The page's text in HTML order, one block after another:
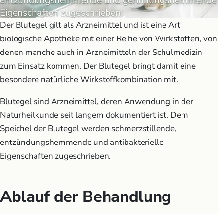
Eigenschaften zugeschrieben.
Der Blutegel gilt als Arzneimittel und ist eine Art
biologische Apotheke mit einer Reihe von Wirkstoffen, von
denen manche auch in Arzneimitteln der Schulmedizin
zum Einsatz kommen. Der Blutegel bringt damit eine
besondere natürliche Wirkstoffkombination mit.
Blutegel sind Arzneimittel, deren Anwendung in der
Naturheilkunde seit langem dokumentiert ist. Dem
Speichel der Blutegel werden schmerzstillende,
entzündungshemmende und antibakterielle
Eigenschaften zugeschrieben.
Ablauf der Behandlung